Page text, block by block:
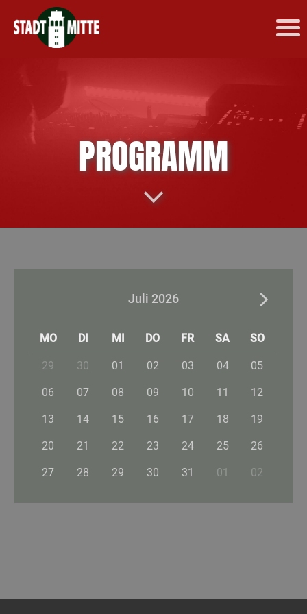
PROGRAMM
Juli 2026
MO DI MI DO FR SA SO
29 30 01 02 03 04 05
06 07 08 09 10 11 12
13 14 15 16 17 18 19
20 21 22 23 24 25 26
27 28 29 30 31 01 02